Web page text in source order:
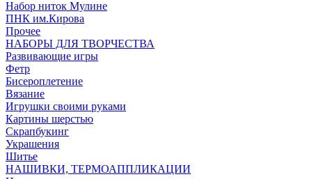
Набор ниток Мулине
ПНК им.Кирова
Прочее
НАБОРЫ ДЛЯ ТВОРЧЕСТВА
Развивающие игры
Фетр
Бисероплетение
Вязание
Игрушки своими руками
Картины шерстью
Скрапбукинг
Украшения
Шитье
НАШИВКИ, ТЕРМОАППЛИКАЦИИ